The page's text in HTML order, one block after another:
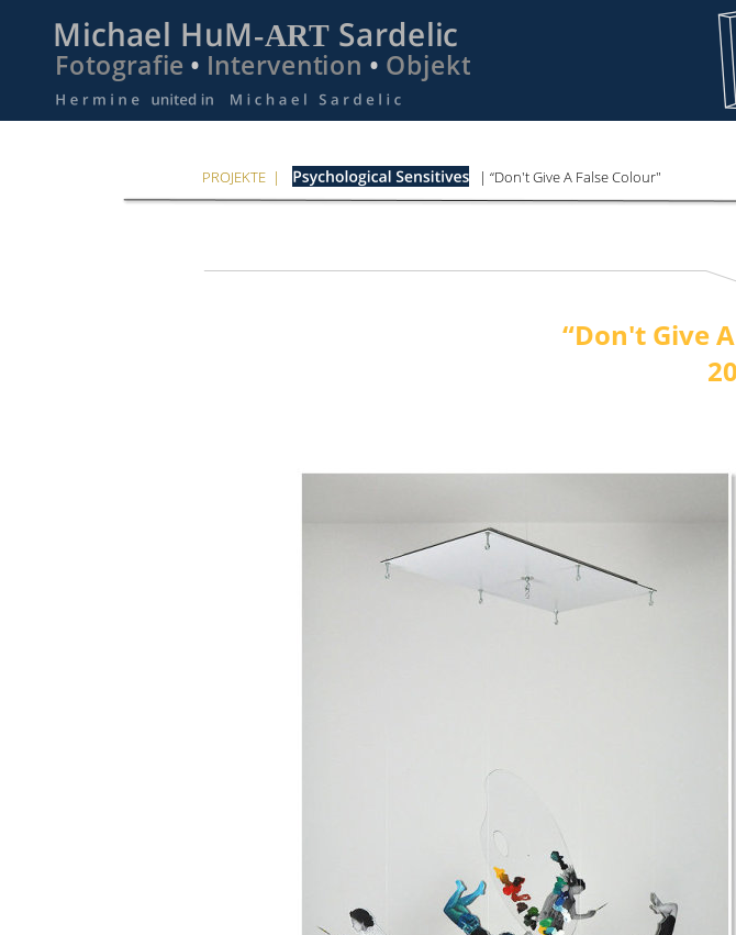
“Don't Give
| “Don't Give A False Colour"
PROJEKTE  |
Michael HuM-ART Sardelic
Fotografie • Intervention • Objekt